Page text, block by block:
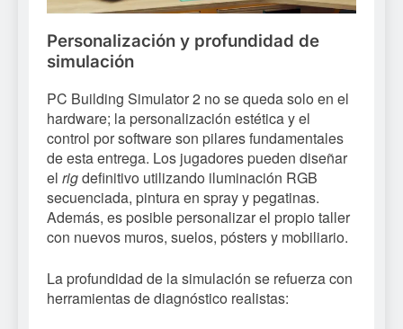
Personalización y profundidad de
simulación
PC Building Simulator 2 no se queda solo en el
hardware; la personalización estética y el
control por software son pilares fundamentales
de esta entrega. Los jugadores pueden diseñar
el rigdefinitivo utilizando iluminación RGB
secuenciada, pintura en spray y pegatinas.
Además, es posible personalizar el propio taller
con nuevos muros, suelos, pósters y mobiliario.
La profundidad de la simulación se refuerza con
herramientas de diagnóstico realistas: